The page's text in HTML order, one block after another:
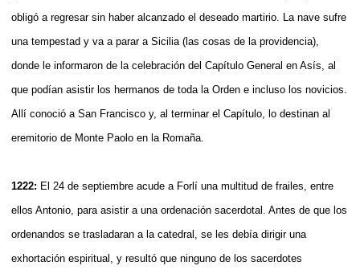
obligó a regresar sin haber alcanzado el deseado martirio. La nave sufre
una tempestad y va a parar a Sicilia (las cosas de la providencia),
donde le informaron de la celebración del Capítulo General en Asís, al
que podían asistir los hermanos de toda la Orden e incluso los novicios.
Allí conoció a San Francisco y, al terminar el Capítulo, lo destinan al
eremitorio de Monte Paolo en la Romaña.
1222: El 24 de septiembre acude a Forlí una multitud de frailes, entre
ellos Antonio, para asistir a una ordenación sacerdotal. Antes de que los
ordenandos se trasladaran a la catedral, se les debía dirigir una
exhortación espiritual, y resultó que ninguno de los sacerdotes